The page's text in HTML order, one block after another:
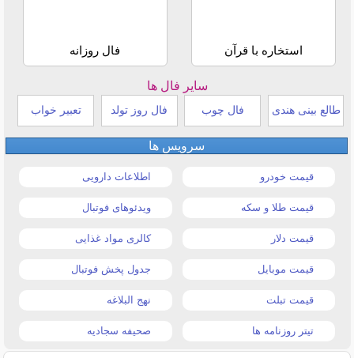
استخاره با قرآن فال روزانه
سایر فال ها
طالع بینی هندی فال چوب فال روز تولد تعبیر خواب
سرویس ها
قیمت خودرو اطلاعات دارویی
قیمت طلا و سکه ویدئوهای فوتبال
قیمت دلار کالری مواد غذایی
قیمت موبایل جدول پخش فوتبال
قیمت تبلت نهج البلاغه
تیتر روزنامه ها صحیفه سجادیه